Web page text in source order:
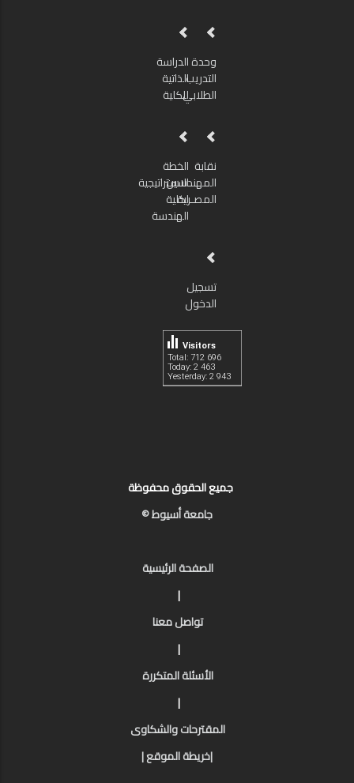
وحدة
التدريب
الطلابي
الدراسة
الذاتية
للكلية
نقابة
المهندسين
المصـرية
الخطة
الاستراتيجية
لكلية
الهندسة
تسجيل
الدخول
Total: 712 696
Today: 2 463
Yesterday: 2 943
Visitors
جميع الحقوق محفوظة
جامعة أسيوط ©
الصفحة الرئيسية
|
تواصل معنا
|
الأسئلة المتكررة
|
المقترحات والشكاوى
|خريطة الموقع |